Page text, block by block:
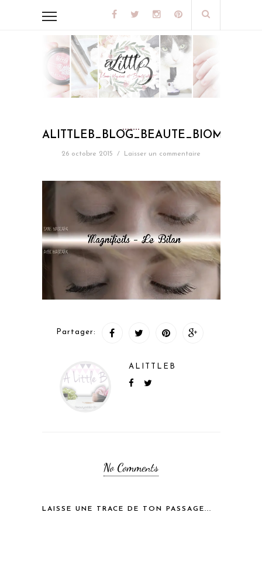
26 octobre 2015 / Laisser un commentaire
Partager:
ALITTLEB
No Comments
LAISSE UNE TRACE DE TON PASSAGE...